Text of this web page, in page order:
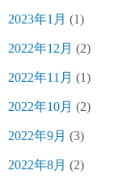
2023年1月 (1)
2022年12月 (2)
2022年11月 (1)
2022年10月 (2)
2022年9月 (3)
2022年8月 (2)